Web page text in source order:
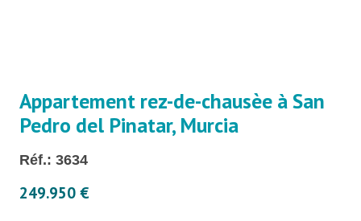
Appartement rez-de-chausèe à San
Pedro del Pinatar, Murcia
Réf.: 3634
249.950 €